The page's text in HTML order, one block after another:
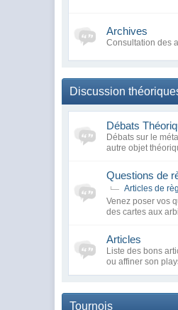
Archives
Consultation des
Discussion
Débats
Débats sur le
autre objet
Questions de
Articles de
Venez poser vos
des cartes aux
Articles
Liste des bons
ou affiner son
Tournois